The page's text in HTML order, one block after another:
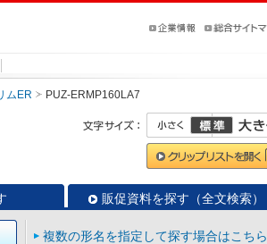
ムER PUZ-ERMP160LA7
販促資料を探す（全文検索）
複数の形名を指定して探す場合はこちら